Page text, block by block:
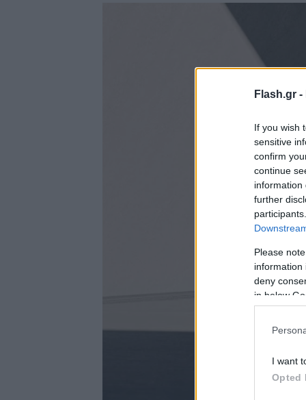
Flash.gr -
If you wish
sensitive
confirm
continue
information
further
Please
information
deny
in below
I want
Opted